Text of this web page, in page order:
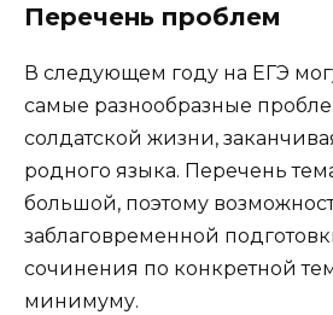
Перечень проблем
В следующем году на ЕГЭ
самые разнообразные
солдатской жизни,
родного языка. Перечень
большой, поэтому
заблаговременной
сочинения по конкретной
минимуму.